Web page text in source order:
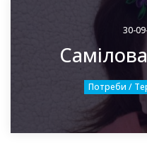
30-
Потреби /